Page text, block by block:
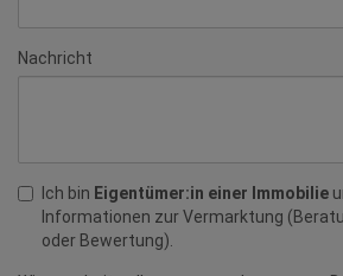
Nachricht
Ich bin Eigentümer:in einer Immobilie
Informationen zur Vermarktung
oder Bewertung).